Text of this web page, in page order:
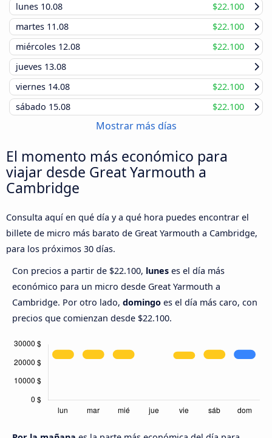
lunes 10.08
$22.100
martes 11.08
$22.100
miércoles 12.08
$22.100
jueves 13.08
viernes 14.08
$22.100
sábado 15.08 $22.100
Mostrar más días
El momento más económico para
viajar desde Great Yarmouth a
Cambridge
Consulta aquí en qué día y a qué hora puedes encontrar el
billete de micro más barato de Great Yarmouth a Cambridge,
para los próximos 30 días.
Con precios a partir de $22.100, lunes es el día más
económico para un micro desde Great Yarmouth a
Cambridge. Por otro lado, domingo es el día más caro, con
precios que comienzan desde $22.100.